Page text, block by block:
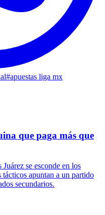
#apuestas liga mx
que paga más que
se esconde en los
apuntan a un partido
secundarios.